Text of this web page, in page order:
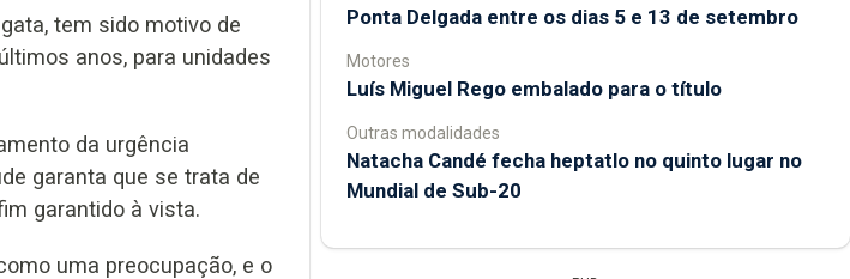
tem sido motivo de
anos, para unidades
da urgência
garanta que se trata de
garantido à vista.
uma preocupação, e o
Ponta Delgada entre os dias 5 e 13 de setembro
Motores
Luís Miguel Rego embalado para o título
Outras modalidades
Natacha Candé fecha heptatlo no quinto lugar no
Mundial de Sub-20